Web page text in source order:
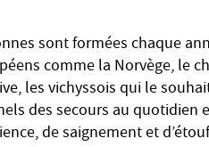
sont formées chaque
comme la Norvège, le
les vichyssois qui le
des secours au quotidien
de saignement et